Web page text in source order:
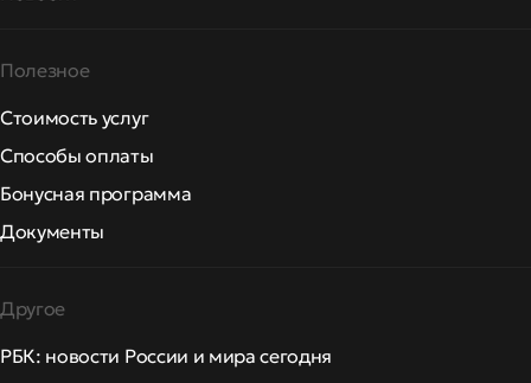
Полезное
Стоимость услуг
Способы оплаты
Бонусная программа
Документы
Другое
РБК: новости России и мира сегодня